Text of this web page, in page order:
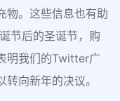
物。这些信息也有助
节后的圣诞节，购
明我们的Twitter广
向新年的决议。